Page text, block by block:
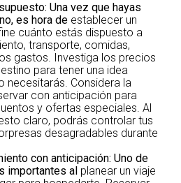
: Una vez que hayas
es hora de establecer un
cuánto estás dispuesto a
transporte, comidas,
gastos. Investiga los precios
para tener una idea
necesitarás. Considera la
con anticipación para
y ofertas especiales. Al
claro, podrás controlar tus
desagradables durante
con anticipación: Uno de
importantes al planear un viaje